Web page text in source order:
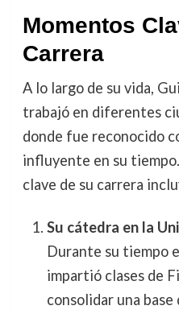
Momentos
Carrera
A lo largo de su vida,
trabajó en diferentes
donde fue reconocido
influyente en su
clave de su carrera
Su cátedra en la
Durante su tiempo
impartió clases de
consolidar una